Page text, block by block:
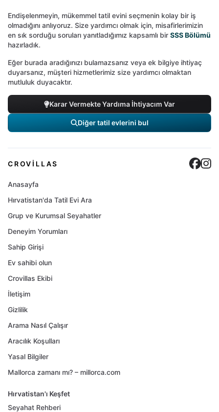
Endişelenmeyin, mükemmel tatil evini seçmenin kolay bir iş
olmadığını anlıyoruz. Size yardımcı olmak için, misafirlerimizin
en sık sorduğu soruları yanıtladığımız kapsamlı bir SSS Bölümü
hazırladık.
Eğer burada aradığınızı bulamazsanız veya ek bilgiye ihtiyaç
duyarsanız, müşteri hizmetlerimiz size yardımcı olmaktan
mutluluk duyacaktır.
Karar Vermekte Yardıma İhtiyacım Var
Diğer tatil evlerini bul
CROVILLAS
Anasayfa
Hırvatistan'da Tatil Evi Ara
Grup ve Kurumsal Seyahatler
Deneyim Yorumları
Sahip Girişi
Ev sahibi olun
Crovillas Ekibi
İletişim
Gizlilik
Arama Nasıl Çalışır
Aracılık Koşulları
Yasal Bilgiler
Mallorca zamanı mı? – millorca.com
Hırvatistan'ı Keşfet
Seyahat Rehberi